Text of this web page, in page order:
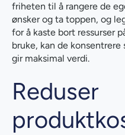
friheten til å rangere de
ønsker og ta toppen, og
for å kaste bort ressurser
bruke, kan de
gir maksimal verdi.
Reduser